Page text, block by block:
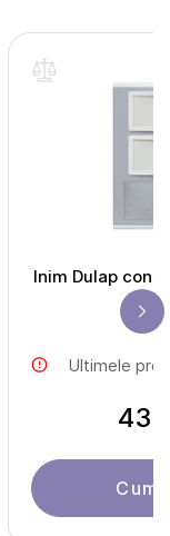
Inim Dulap
Ultimele